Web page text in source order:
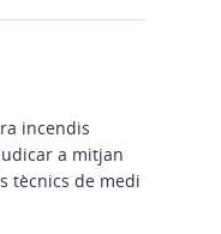
incendis
a mitjan
tècnics de medi